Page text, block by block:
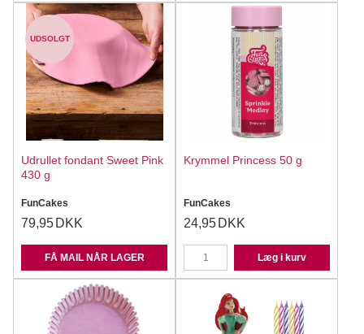
UDSOLGT
Udrullet fondant Sweet Pink
430 g
FunCakes
79,95 DKK
FÅ MAIL NÅR LAGER
Krymmel Princess 50 g
FunCakes
24,95 DKK
Læg i kurv